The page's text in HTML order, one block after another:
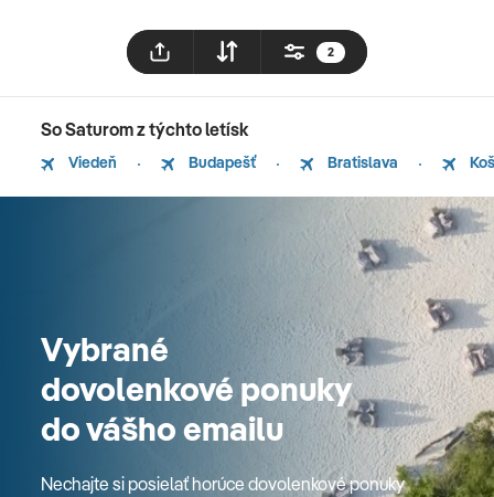
2
So Saturom z týchto letísk
Viedeň Budapešť Bratislava
Vybrané
dovolenkové ponuky
do vášho emailu
Nechajte si posielať horúce dovolenkové ponuky